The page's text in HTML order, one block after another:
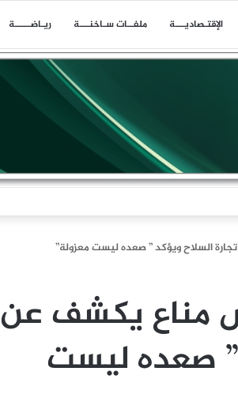
اﻹقتـصاديـــة ملفــات سـاخنـــة ريـاضـــــة
الرويك والعبر والثنية والوديعة
السلاح ويؤكد ” صعده ليست معزولة”
مناع يكشف عن
” صعده ليست